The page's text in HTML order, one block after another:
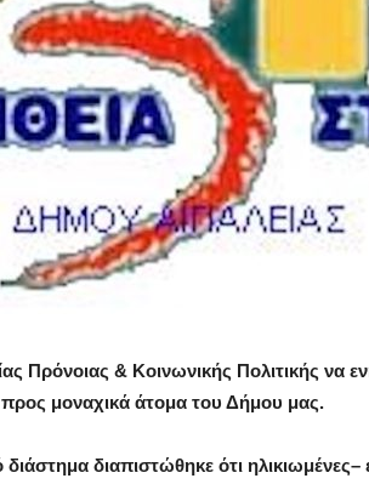
Πρόνοιας & Κοινωνικής Πολιτικής να
προς μοναχικά άτομα του Δήμου μας.
διάστημα διαπιστώθηκε ότι